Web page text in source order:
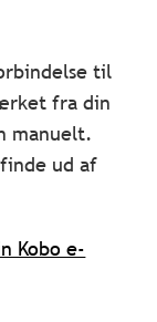
til
fra din
manuelt.
ud af
Kobo e-